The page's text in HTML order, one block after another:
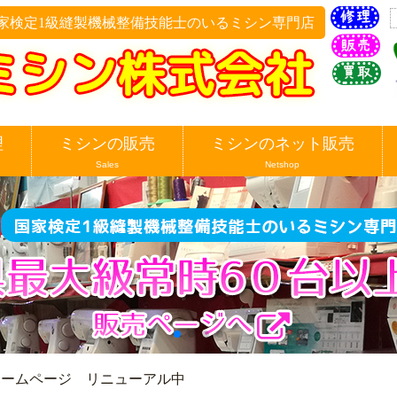
定1級縫製機械整備技能士のいるミシン専門店
ミシンの販売
Sales
ミシンのネット販売
Netshop
ムページ リニューアル中